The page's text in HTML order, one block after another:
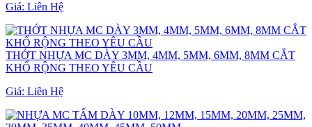
Giá: Liên Hệ
THỚT NHỰA MC DÀY 3MM, 4MM, 5MM, 6MM, 8MM CẮT
KHỔ RỘNG THEO YÊU CẦU
Giá: Liên Hệ